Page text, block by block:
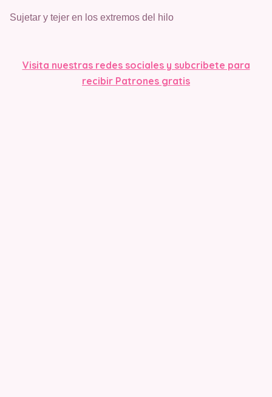
Sujetar y tejer en los extremos del hilo
Visita nuestras redes sociales y subcribete para
recibir Patrones gratis